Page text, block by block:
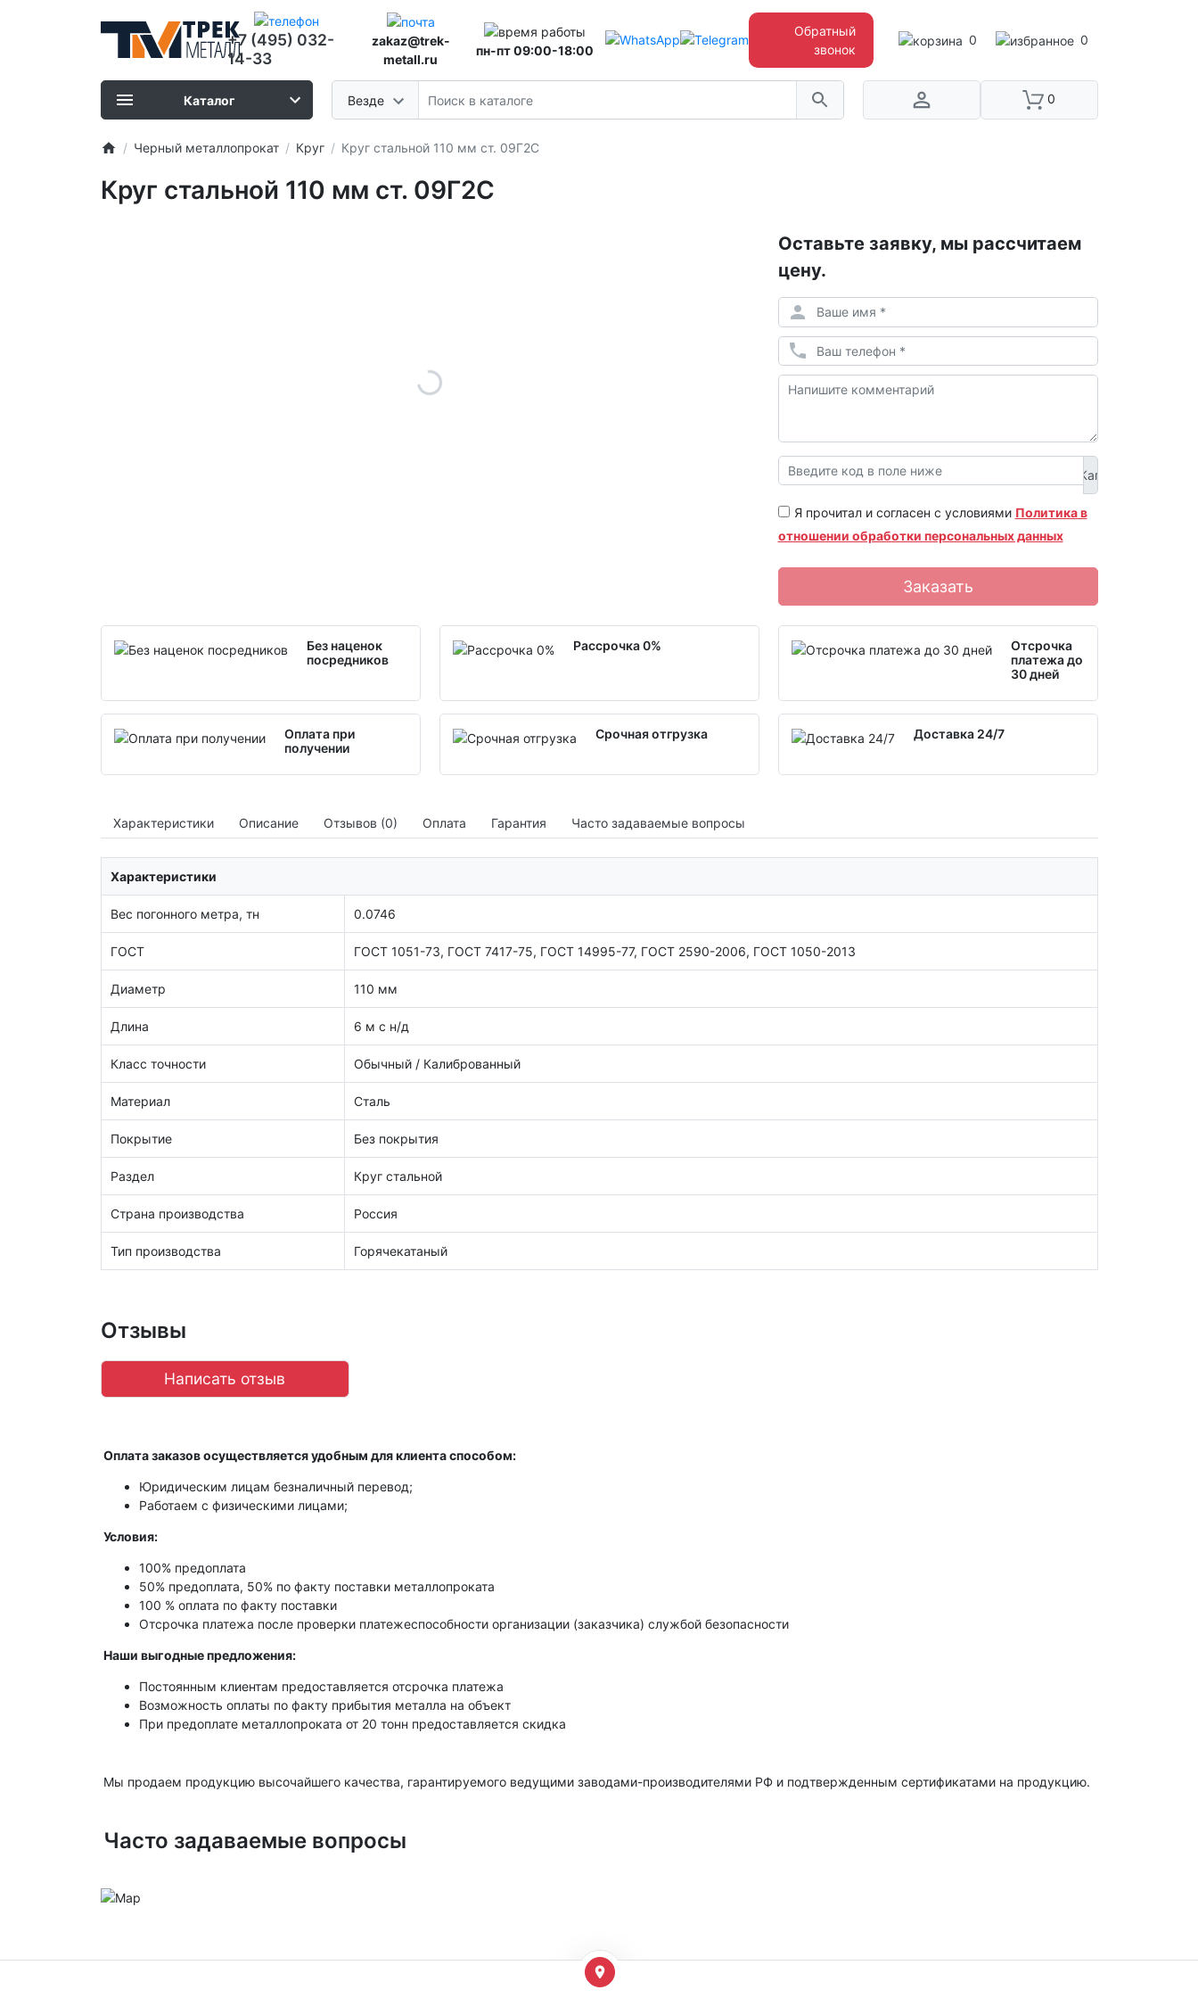
0 0
+7 (495) 032-
14-33
zakaz@trek-
metall.ru
пн-пт 09:00-18:00
Обратный
звонок
Везде 0
Каталог
Черный металлопрокат Круг Круг стальной 110 мм ст. 09Г2С
Круг стальной 110 мм ст. 09Г2С
Оставьте заявку, мы рассчитаем
цену.
Я прочитал и согласен с условиями Политика в
отношении обработки персональных данных
Заказать
Без наценок
посредников
Рассрочка 0%
Отсрочка
платежа до
30 дней
Оплата при
получении
Срочная отгрузка Доставка 24/7
Характеристики Описание Отзывов (0) Оплата Гарантия Часто задаваемые вопросы
Характеристики
Вес погонного метра, тн 0.0746
ГОСТ ГОСТ 1051-73, ГОСТ 7417-75, ГОСТ 14995-77, ГОСТ 2590-2006, ГОСТ 1050-2013
Диаметр 110 мм
Длина 6 м с н/д
Класс точности Обычный / Калиброванный
Материал Сталь
Покрытие Без покрытия
Раздел Круг стальной
Страна производства Россия
Тип производства Горячекатаный
Отзывы
Написать отзыв
Оплата заказов осуществляется удобным для клиента способом:
Юридическим лицам безналичный перевод;
Работаем с физическими лицами;
Условия:
100% предоплата
50% предоплата, 50% по факту поставки металлопроката
100 % оплата по факту поставки
Отсрочка платежа после проверки платежеспособности организации (заказчика) службой безопасности
Наши выгодные предложения:
Постоянным клиентам предоставляется отсрочка платежа
Возможность оплаты по факту прибытия металла на объект
При предоплате металлопроката от 20 тонн предоставляется скидка
Мы продаем продукцию высочайшего качества, гарантируемого ведущими заводами-производителями РФ и подтвержденным сертификатами на продукцию.
Часто задаваемые вопросы